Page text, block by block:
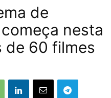
de
nesta
de 60 filmes